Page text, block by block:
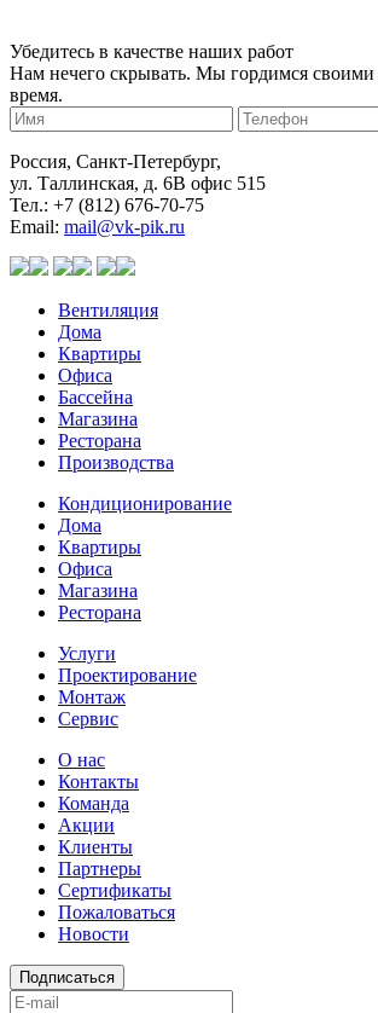
Убедитесь в качестве наших работ
Нам нечего скрывать. Мы гордимся своими
время.
Россия, Санкт-Петербург,
ул. Таллинская, д. 6В офис 515
Тел.: +7 (812) 676-70-75
Email: mail@vk-pik.ru
Вентиляция
Дома
Квартиры
Офиса
Бассейна
Магазина
Ресторана
Производства
Кондиционирование
Дома
Квартиры
Офиса
Магазина
Ресторана
Услуги
Проектирование
Монтаж
Сервис
О нас
Контакты
Команда
Акции
Клиенты
Партнеры
Сертификаты
Пожаловаться
Новости
Подписаться